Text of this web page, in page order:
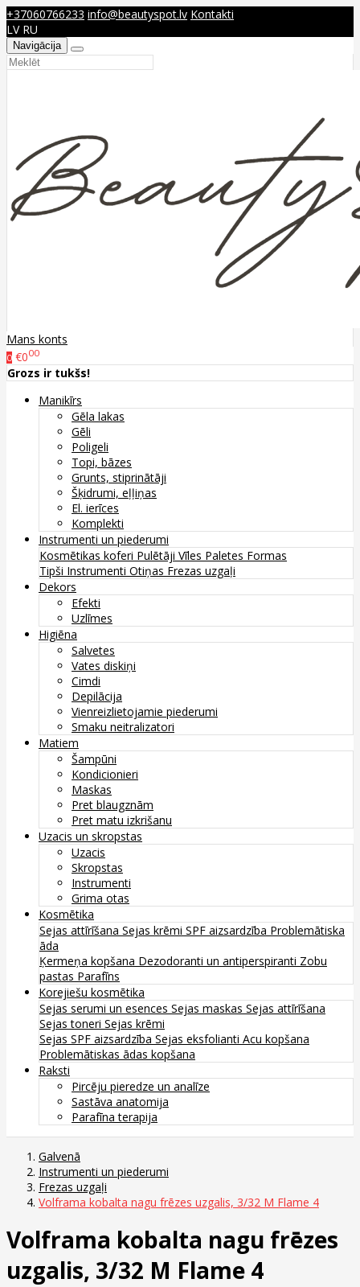
+37060766233 info@beautyspot.lv Kontakti
LV RU
Navigācija
Mans konts
0 €000
Grozs ir tukšs!
Manikīrs
Gēla lakas
Gēli
Poligeli
Topi, bāzes
Grunts, stiprinātāji
Šķidrumi, eļļiņas
El. ierīces
Komplekti
Instrumenti un piederumi
Kosmētikas koferi Pulētāji Vīles Paletes Formas
Tipši Instrumenti Otiņas Frezas uzgaļi
Dekors
Efekti
Uzlīmes
Higiēna
Salvetes
Vates diskiņi
Cimdi
Depilācija
Vienreizlietojamie piederumi
Smaku neitralizatori
Matiem
Šampūni
Kondicionieri
Maskas
Pret blaugznām
Pret matu izkrišanu
Uzacis un skropstas
Uzacis
Skropstas
Instrumenti
Grima otas
Kosmētika
Sejas attīrīšana Sejas krēmi SPF aizsardzība Problemātiska
āda
Ķermeņa kopšana Dezodoranti un antiperspiranti Zobu
pastas Parafīns
Korejiešu kosmētika
Sejas serumi un esences Sejas maskas Sejas attīrīšana
Sejas toneri Sejas krēmi
Sejas SPF aizsardzība Sejas eksfolianti Acu kopšana
Problemātiskas ādas kopšana
Raksti
Pircēju pieredze un analīze
Sastāva anatomija
Parafīna terapija
Galvenā
Instrumenti un piederumi
Frezas uzgaļi
Volframa kobalta nagu frēzes uzgalis, 3/32 M Flame 4
Volframa kobalta nagu frēzes
uzgalis, 3/32 M Flame 4